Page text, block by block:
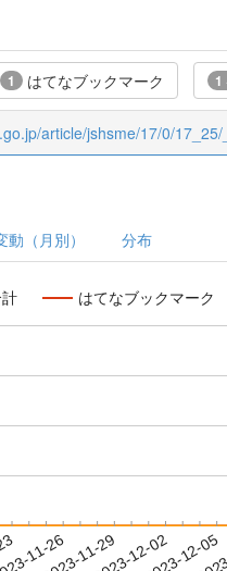
1 はてなブックマーク 1
article/jshsme/17/0/
動（月別） 分布
はてなブックマーク
11-26
2023-11-292023-12-022023-12-05